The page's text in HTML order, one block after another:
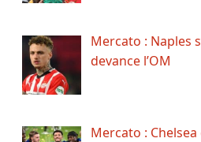
Mercato : Naples
devance l’OM
Mercato :